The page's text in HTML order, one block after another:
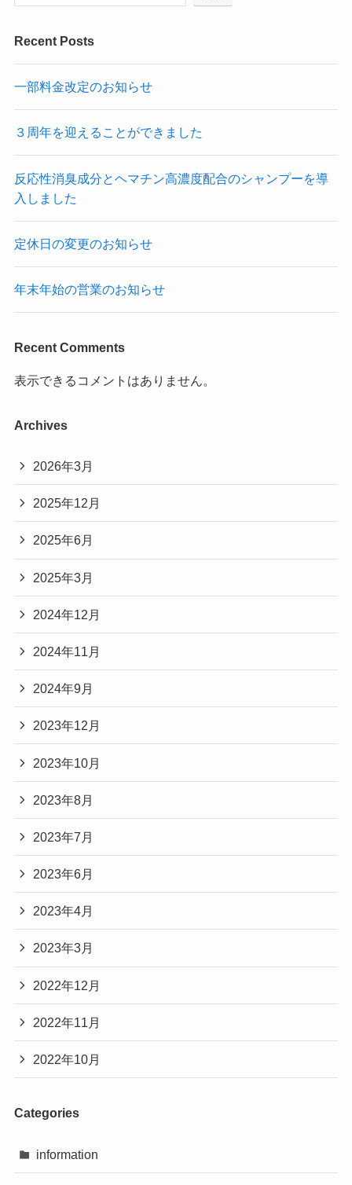
Recent Posts
一部料金改定のお知らせ
３周年を迎えることができました
反応性消臭成分とヘマチン高濃度配合のシャンプーを導
入しました
定休日の変更のお知らせ
年末年始の営業のお知らせ
Recent Comments
表示できるコメントはありません。
Archives
2026年3月
2025年12月
2025年6月
2025年3月
2024年12月
2024年11月
2024年9月
2023年12月
2023年10月
2023年8月
2023年7月
2023年6月
2023年4月
2023年3月
2022年12月
2022年11月
2022年10月
Categories
information